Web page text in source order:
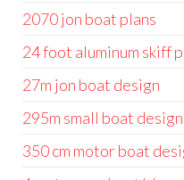
2070 jon boat plans
24 foot aluminum skiff
27m jon boat design
295m small boat design
350 cm motor boat